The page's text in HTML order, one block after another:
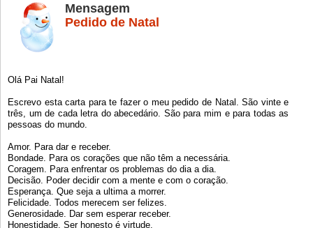
Mensagem
Pedido de Natal
Olá Pai Natal!
Escrevo esta carta para te fazer o meu pedido de Natal. São vinte e
três, um de cada letra do abecedário. São para mim e para todas as
pessoas do mundo.
Amor. Para dar e receber.
Bondade. Para os corações que não têm a necessária.
Coragem. Para enfrentar os problemas do dia a dia.
Decisão. Poder decidir com a mente e com o coração.
Esperança. Que seja a ultima a morrer.
Felicidade. Todos merecem ser felizes.
Generosidade. Dar sem esperar receber.
Honestidade. Ser honesto é virtude.